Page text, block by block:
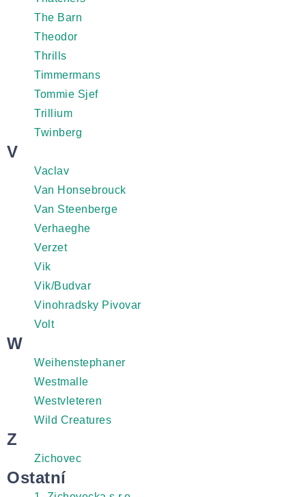
The Barn
Theodor
Thrills
Timmermans
Tommie Sjef
Trillium
Twinberg
V
Vaclav
Van Honsebrouck
Van Steenberge
Verhaeghe
Verzet
Vik
Vik/Budvar
Vinohradsky Pivovar
Volt
W
Weihenstephaner
Westmalle
Westvleteren
Wild Creatures
Z
Zichovec
Ostatní